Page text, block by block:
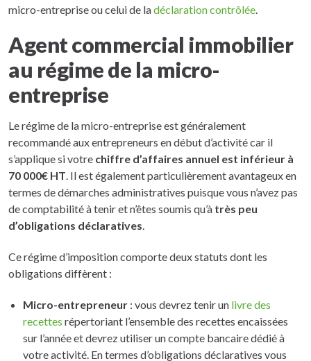
micro-entreprise ou celui de ladéclaration contrôlée.
Agent commercial immobilier
au régime de la micro-
entreprise
Le régime de la micro-entreprise est généralement
recommandé aux entrepreneurs en début d’activité car il
s’applique si votre chiffre d’affaires annuel est inférieur à
70 000€ HT. Il est également particulièrement avantageux en
termes de démarches administratives puisque vous n’avez pas
de comptabilité à tenir et n’êtes soumis qu’à très peu
d’obligations déclaratives.
Ce régime d’imposition comporte deux statuts dont les
obligations diffèrent :
Micro-entrepreneur : vous devrez tenir un livre des
recettes répertoriant l’ensemble des recettes encaissées
sur l’année et devrez utiliser un compte bancaire dédié à
votre activité. En termes d’obligations déclaratives vous